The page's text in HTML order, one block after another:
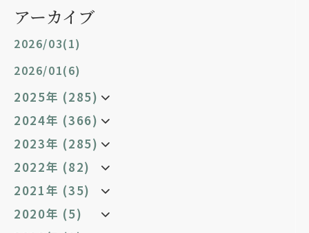
アーカイブ
2026/03(1)
2026/01(6)
2025年 (285)
2024年 (366)
2023年 (285)
2022年 (82)
2021年 (35)
2020年 (5)